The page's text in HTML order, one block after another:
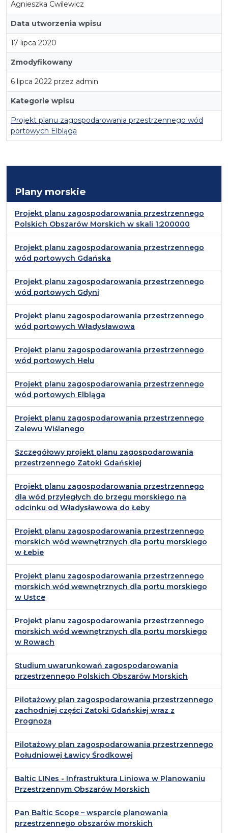
Agnieszka Cwilewicz
Data utworzenia wpisu
17 lipca 2020
Zmodyfikowany
6 lipca 2022 przez admin
Kategorie wpisu
Projekt planu zagospodarowania przestrzennego wód
portowych Elbląga
Plany morskie
Projekt planu zagospodarowania przestrzennego
Polskich Obszarów Morskich w skali 1:200000
Projekt planu zagospodarowania przestrzennego
wód portowych Gdańska
Projekt planu zagospodarowania przestrzennego
wód portowych Gdyni
Projekt planu zagospodarowania przestrzennego
wód portowych Władysławowa
Projekt planu zagospodarowania przestrzennego
wód portowych Helu
Projekt planu zagospodarowania przestrzennego
wód portowych Elbląga
Projekt planu zagospodarowania przestrzennego
Zalewu Wiślanego
Szczegółowy projekt planu zagospodarowania
przestrzennego Zatoki Gdańskiej
Projekt planu zagospodarowania przestrzennego
dla wód przyległych do brzegu morskiego na
odcinku od Władysławowa do Łeby
Projekt planu zagospodarowania przestrzennego
morskich wód wewnętrznych dla portu morskiego
w Łebie
Projekt planu zagospodarowania przestrzennego
morskich wód wewnętrznych dla portu morskiego
w Ustce
Projekt planu zagospodarowania przestrzennego
morskich wód wewnętrznych dla portu morskiego
w Rowach
Studium uwarunkowań zagospodarowania
przestrzennego Polskich Obszarów Morskich
Pilotażowy plan zagospodarowania przestrzennego
zachodniej części Zatoki Gdańskiej wraz z
Prognozą
Pilotażowy plan zagospodarowania przestrzennego
Południowej Ławicy Środkowej
Baltic LINes - Infrastruktura Liniowa w Planowaniu
Przestrzennym Obszarów Morskich
Pan Baltic Scope – wsparcie planowania
przestrzennego obszarów morskich